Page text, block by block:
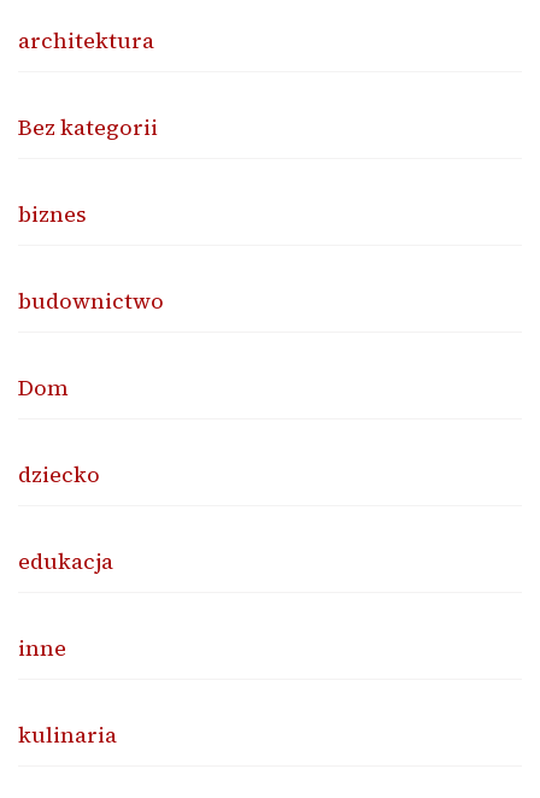
architektura
Bez kategorii
biznes
budownictwo
Dom
dziecko
edukacja
inne
kulinaria